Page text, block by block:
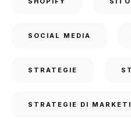
SOCIAL MEDIA
STRATEGIE
STRATEGIE DI